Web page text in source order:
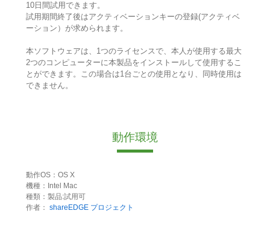
10日間試用できます。
試用期間終了後はアクティベーションキーの登録(アクティベ
ーション）が求められます。
本ソフトウェアは、1つのライセンスで、本人が使用する最大
2つのコンピューターに本製品をインストールして使用するこ
とができます。この場合は1台ごとの使用となり、同時使用は
できません。
動作環境
動作OS：OS X
機種：Intel Mac
種類：製品:試用可
作者： shareEDGE プロジェクト